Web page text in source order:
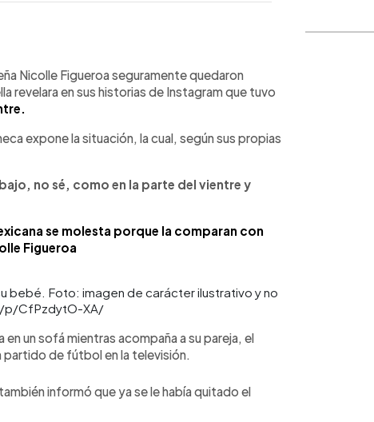
Nicolle Figueroa seguramente quedaron
revelara en sus historias de Instagram que tuvo
expone la situación, la cual, según sus propias
no sé, como en la parte del vientre y
se molesta porque la comparan con
Figueroa
bebé. Foto: imagen de carácter ilustrativo y no
p/CfPzdytO-XA/
un sofá mientras acompaña a su pareja, el
partido de fútbol en la televisión.
informó que ya se le había quitado el